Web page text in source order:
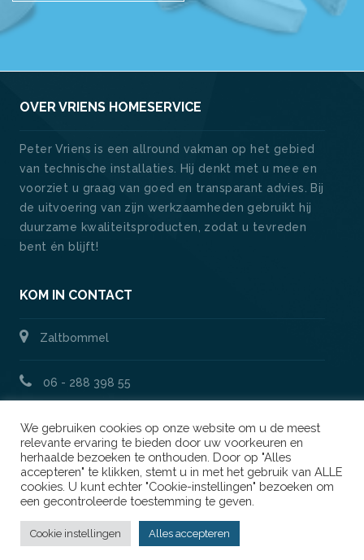
OVER VRIENS HOMESERVICE
Peter Vriens is een allround vakman op het gebied
van technische installaties. Hij denkt met u mee en
voorziet u graag van goed en transparant advies. Bij
de uitvoering van zijn werkzaamheden gebruikt hij
duurzame kwaliteitsproducten, zodat u tevreden
bent én blijft!
KOM IN CONTACT
Zaltbommel
06 - 288 398 55
info@vrienshomeservice.nl
COOKIE BELEID
We gebruiken cookies op onze website om u de meest
relevante ervaring te bieden door uw voorkeuren en
herhaalde bezoeken te onthouden. Door op "Alles
accepteren" te klikken, stemt u in met het gebruik van ALLE
cookies. U kunt echter "Cookie-instellingen" bezoeken om
een gecontroleerde toestemming te geven.
Cookie instellingen Alles accepteren